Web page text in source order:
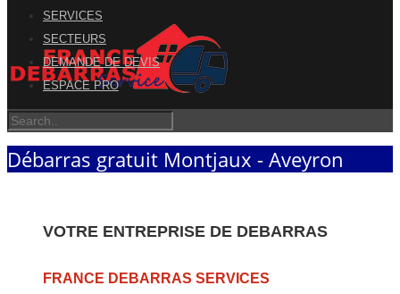
SERVICES
SECTEURS
DEMANDE DE DEVIS
ESPACE PRO
Débarras gratuit Montjaux - Aveyron
VOTRE ENTREPRISE DE DEBARRAS
FRANCE DEBARRAS SERVICES